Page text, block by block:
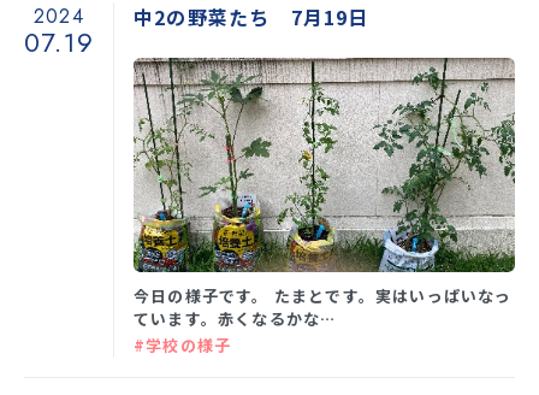
2024
07.19
中2の野菜たち 7月19日
今日の様子です。 たまとです。実はいっぱいなっ
ています。赤くなるかな…
#学校の様子